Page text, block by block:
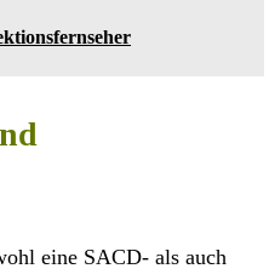
eine SACD- als auch